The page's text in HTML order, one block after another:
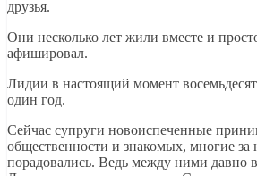
друзья.
Они несколько лет жили вместе и
афишировал.
Лидии в настоящий момент восемьдесят
один год.
Сейчас супруги новоиспеченные
общественности и знакомых, многие за
порадовались. Ведь между ними давно